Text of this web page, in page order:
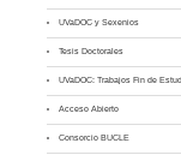
UVaDOC y Sexenios
Tesis Doctorales
UVaDOC: Trabajos Fin de
Acceso Abierto
Consorcio BUCLE